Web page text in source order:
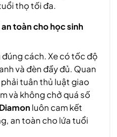
thọ tối đa.
toàn cho học sinh
cách. Xe có tốc độ
và đèn đầy đủ. Quan
tuân thủ luật giao
và không chở quá số
luôn cam kết
an toàn cho lứa tuổi